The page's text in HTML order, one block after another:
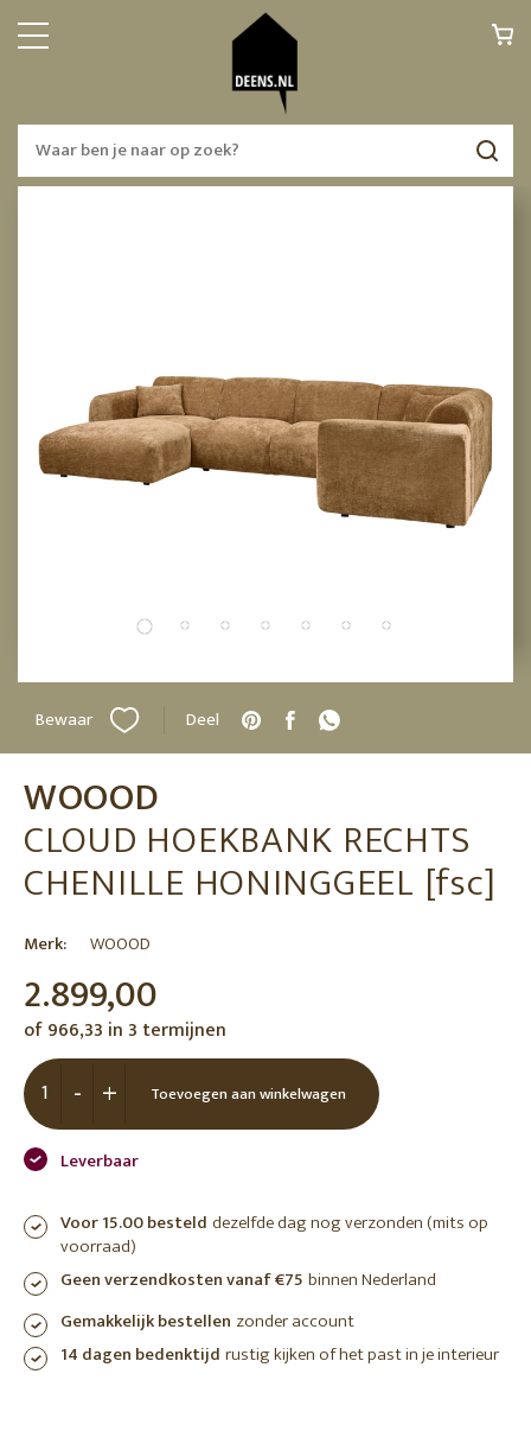
Bewaar Deel
WOOOD
CLOUD HOEKBANK RECHTS
CHENILLE HONINGGEEL [fsc]
Merk: WOOOD
2.899,00
of 966,33 in 3 termijnen
+
- Toevoegen aan winkelwagen
Leverbaar
Voor 15.00 besteld dezelfde dag nog verzonden (mits op
voorraad)
Geen verzendkosten vanaf €75 binnen Nederland
Gemakkelijk bestellen zonder account
14 dagen bedenktijd rustig kijken of het past in je interieur